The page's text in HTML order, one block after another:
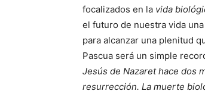
focalizados en la vida
el futuro de nuestra vida
para alcanzar una plenitud
Pascua será un simple
Jesús de Nazaret hace dos
resurrección. La muerte